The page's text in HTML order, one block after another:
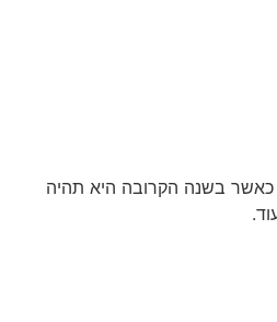
כאשר בשנה הקרובה היא תהיה